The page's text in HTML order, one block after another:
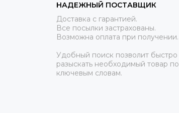
НАДЕЖНЫЙ ПОСТАВЩИК
Доставка с гарантией.
Все посылки застрахованы.
Возможна оплата при получении.
Удобный поиск позволит быстро
разыскать необходимый товар по
ключевым словам.